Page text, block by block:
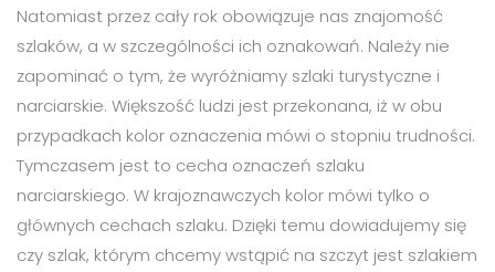
Natomiast przez cały rok obowiązuje nas znajomość
szlaków, a w szczególności ich oznakowań. Należy nie
zapominać o tym, że wyróżniamy szlaki turystyczne i
narciarskie. Większość ludzi jest przekonana, iż w obu
przypadkach kolor oznaczenia mówi o stopniu trudności.
Tymczasem jest to cecha oznaczeń szlaku
narciarskiego. W krajoznawczych kolor mówi tylko o
głównych cechach szlaku. Dzięki temu dowiadujemy się
czy szlak, którym chcemy wstąpić na szczyt jest szlakiem